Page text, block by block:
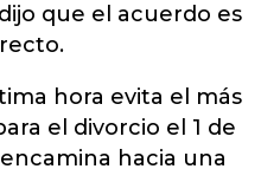
que el acuerdo es
hora evita el más
el divorcio el 1 de
hacia una